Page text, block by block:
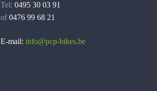
Tel: 0495 30 03 91
of0476 99 68 21
E-mail: info@pcp-bikes.be